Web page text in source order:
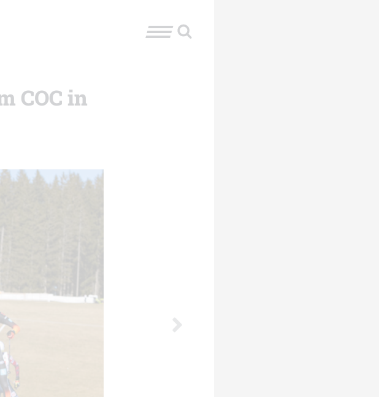
COC in